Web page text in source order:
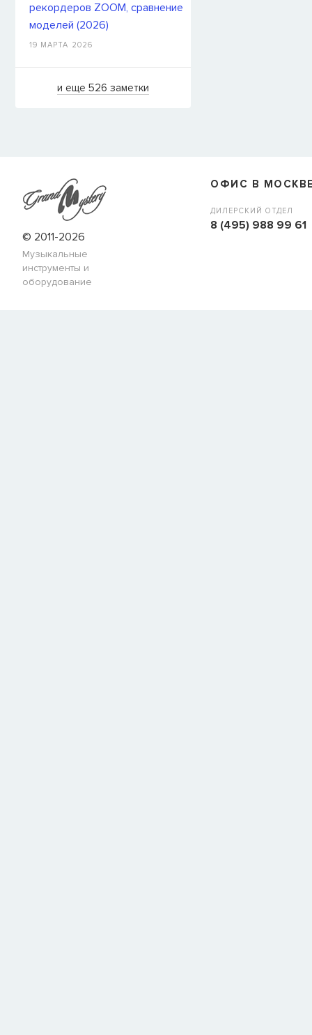
рекордеров ZOOM, сравнение
моделей (2026)
19 МАРТА 2026
и еще 526 заметки
© 2011-2026
Музыкальные
инструменты и
оборудование
ОФИС В
ДИЛЕРСКИЙ ОТДЕЛ
8 (495) 988 99 61